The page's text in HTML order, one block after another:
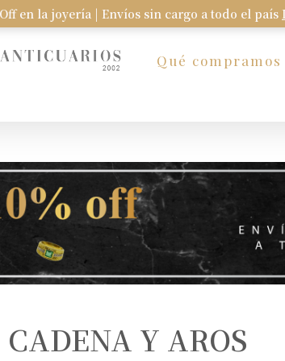
en la joyería | Envíos sin cargo a todo el país
Qué compramos
Y AROS